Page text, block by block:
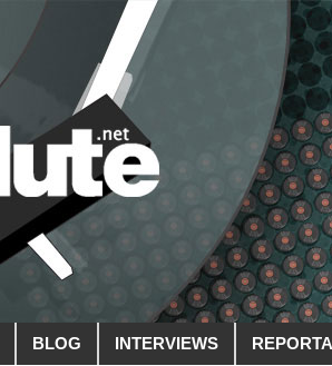
BLOG INTERVIEWS